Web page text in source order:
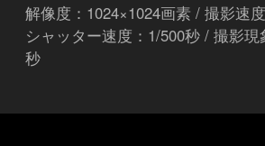
解像度：1024×1024画素 / 撮影速
シャッター速度：1/500秒 / 撮影
秒